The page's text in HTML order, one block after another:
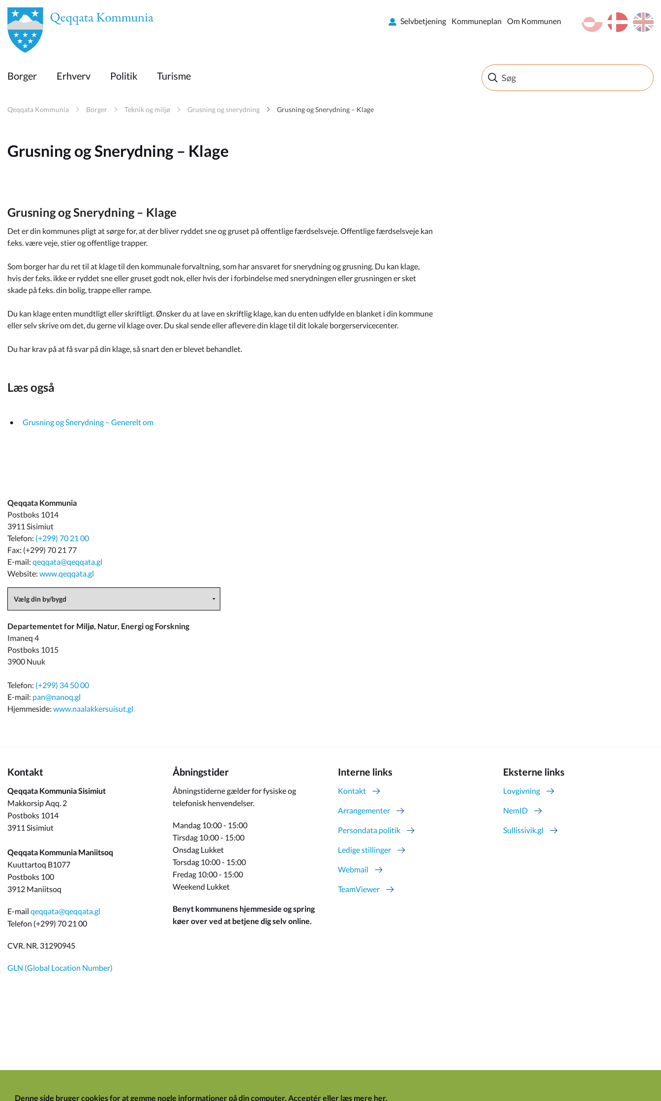
en
Borger
Erhverv
Politik
Turisme
en
da
kl-GL
Selvbetjening Kommuneplan Om Kommunen
Borger Erhverv Politik Turisme
Qeqqata Kommunia Borger Teknik og miljø Grusning og snerydning Grusning og Snerydning – Klage
Grusning og Snerydning – Klage
Grusning og Snerydning – Klage
Det er din kommunes pligt at sørge for, at der bliver ryddet sne og gruset på offentlige færdselsveje. Offentlige færdselsveje kan
f.eks. være veje, stier og offentlige trapper.
Som borger har du ret til at klage til den kommunale forvaltning, som har ansvaret for snerydning og grusning. Du kan klage,
hvis der f.eks. ikke er ryddet sne eller gruset godt nok, eller hvis der i forbindelse med snerydningen eller grusningen er sket
skade på f.eks. din bolig, trappe eller rampe.
Du kan klage enten mundtligt eller skriftligt. Ønsker du at lave en skriftlig klage, kan du enten udfylde en blanket i din kommune
eller selv skrive om det, du gerne vil klage over. Du skal sende eller aflevere din klage til dit lokale borgerservicecenter.
Du har krav på at få svar på din klage, så snart den er blevet behandlet.
Læs også
Grusning og Snerydning – Generelt om
Qeqqata Kommunia
Postboks 1014
3911 Sisimiut
Telefon: (+299) 70 21 00
Fax: (+299) 70 21 77
E-mail: qeqqata@qeqqata.gl
Website: www.qeqqata.gl
Departementet for Miljø, Natur, Energi og Forskning
Imaneq 4
Postboks 1015
3900 Nuuk
Telefon: (+299) 34 50 00
E-mail: pan@nanoq.gl
Hjemmeside: www.naalakkersuisut.gl
Kontakt
Qeqqata Kommunia Sisimiut
Makkorsip Aqq. 2
Postboks 1014
3911 Sisimiut
Qeqqata Kommunia Maniitsoq
Kuuttartoq B1077
Postboks 100
3912 Maniitsoq
E-mail qeqqata@qeqqata.gl
Telefon (+299) 70 21 00
CVR. NR. 31290945
GLN (Global Location Number)
Åbningstider
Åbningstiderne gælder for fysiske og
telefonisk henvendelser.
Mandag 10:00 - 15:00
Tirsdag 10:00 - 15:00
Onsdag Lukket
Torsdag 10:00 - 15:00
Fredag 10:00 - 15:00
Weekend Lukket
Benyt kommunens hjemmeside og spring
køer over ved at betjene dig selv online.
Interne links
Kontakt
Arrangementer
Persondata politik
Ledige stillinger
Webmail
TeamViewer
Eksterne links
Lovgivning
NemID
Sullissivik.gl
Denne side bruger cookies for at gemme nogle informationer på din computer. Acceptéreller læs mere her.